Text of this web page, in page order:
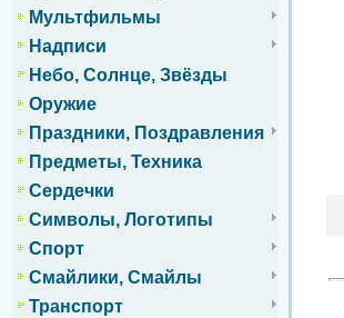
Мультфильмы
Надписи
Небо, Солнце, Звёзды
Оружие
Праздники, Поздравления
Предметы, Техника
Сердечки
Символы, Логотипы
Спорт
Смайлики, Смайлы
Транспорт